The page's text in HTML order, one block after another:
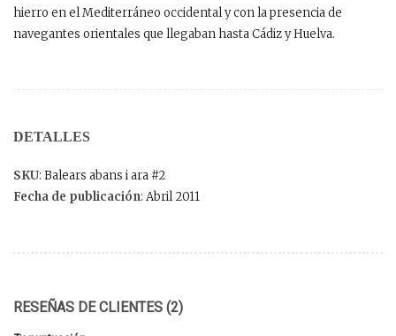
hierro en el Mediterráneo occidental y con la presencia de
navegantes orientales que llegaban hasta Cádiz y Huelva.
DETALLES
SKU: Balears abans i ara #2
Fecha de publicación: Abril 2011
RESEÑAS DE CLIENTES (2)